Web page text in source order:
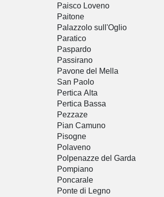
Paisco Loveno
Paitone
Palazzolo sull'Oglio
Paratico
Paspardo
Passirano
Pavone del Mella
San Paolo
Pertica Alta
Pertica Bassa
Pezzaze
Pian Camuno
Pisogne
Polaveno
Polpenazze del Garda
Pompiano
Poncarale
Ponte di Legno